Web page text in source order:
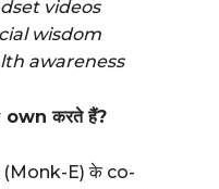
videos
wisdom
awareness
own करते हैं?
(Monk-E) के co-